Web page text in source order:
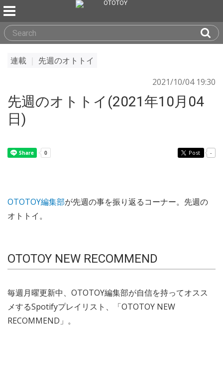
連載
先週のオトトイ
2021/10/04 19:30
先週のオトトイ(2021年10月04
日)
Post -
OTOTOY編集部が先週の事を振り返るコーナー。先週の
オトトイ。
OTOTOY NEW RECOMMEND
毎週月曜更新中、OTOTOY編集部が自信を持ってオスス
メするSpotifyプレイリスト、「OTOTOY NEW
RECOMMEND」。